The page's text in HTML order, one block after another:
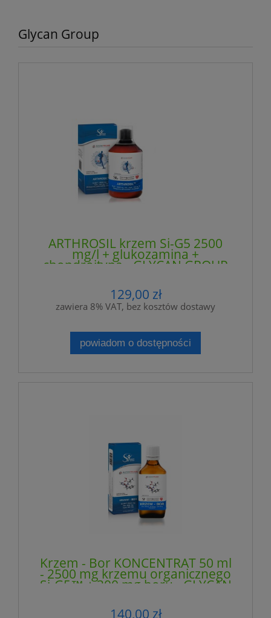
Glycan Group
ARTHROSIL krzem Si-G5 2500
mg/l + glukozamina +
chondroityna - GLYCAN GROUP
129,00 zł
zawiera 8% VAT, bez kosztów dostawy
powiadom o dostępności
Krzem - Bor KONCENTRAT 50 ml
- 2500 mg krzemu organicznego
Si-G5™ + 300 mg boru - GLYCAN
140,00 zł